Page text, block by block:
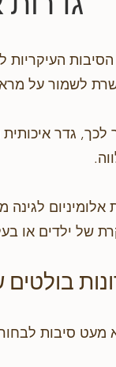
העיקריות
לשמור על
לכך, גדר
אלומיניום
של ילדים או
מעט סיבות לבחור